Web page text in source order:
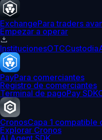
ExchangePara traders
Empezar a operar
InstitucionesOTCCustodia
PayPara comerciantes
Registro de comerciantes
Terminal de pagoPay SDK
CronosCapa 1 compatible
Explorar Cronos
AI Agent SDK